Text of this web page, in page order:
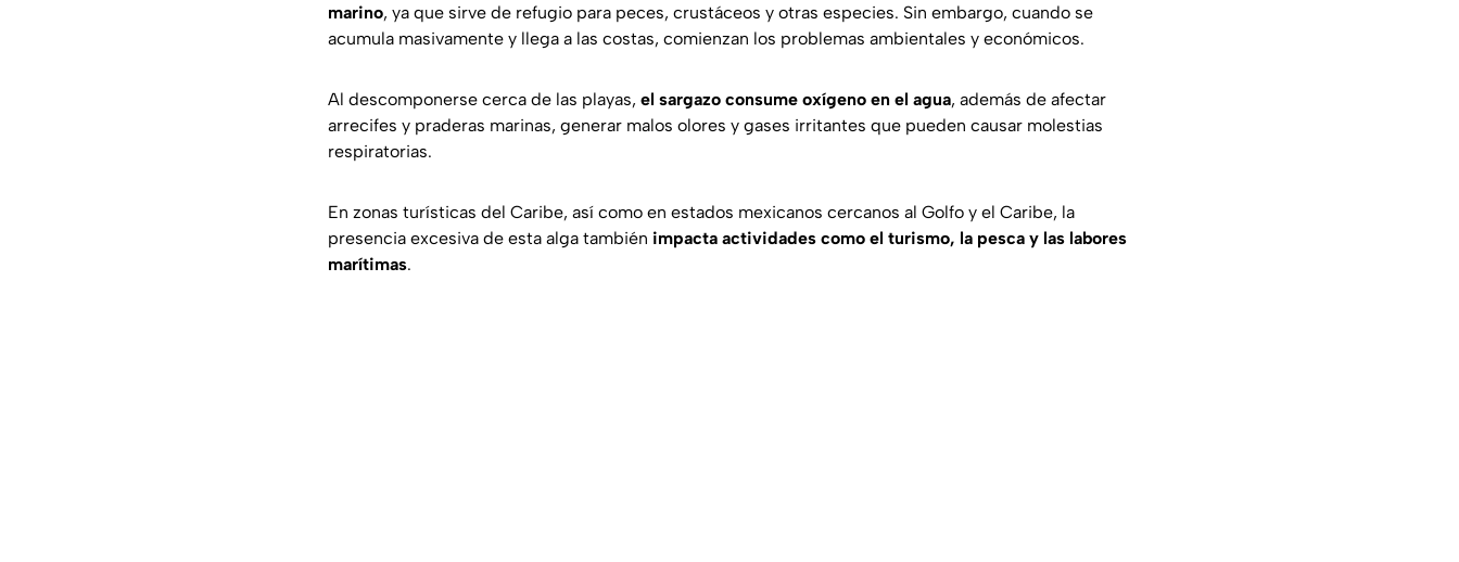
marino, ya que sirve de refugio para peces, crustáceos y otras especies. Sin embargo, cuando se
acumula masivamente y llega a las costas, comienzan los problemas ambientales y económicos.
Al descomponerse cerca de las playas, el sargazo consume oxígeno en el agua, además de afectar
arrecifes y praderas marinas, generar malos olores y gases irritantes que pueden causar molestias
respiratorias.
En zonas turísticas del Caribe, así como en estados mexicanos cercanos al Golfo y el Caribe, la
presencia excesiva de esta alga también impacta actividades como el turismo, la pesca y las labores
marítimas.